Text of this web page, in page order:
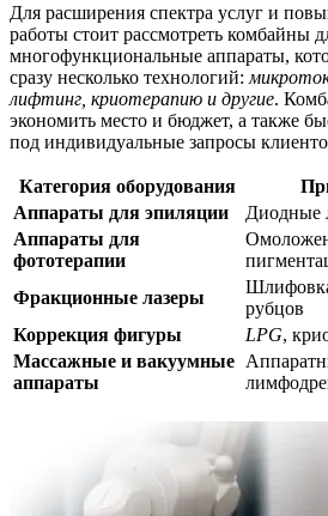
Для расширения спектра услуг и
работы стоит рассмотреть комбайны
многофункциональные аппараты,
сразу несколько технологий:
лифтинг, криотерапию и другие.
экономить место и бюджет, а также
под индивидуальные запросы
Категория оборудования
Аппараты для эпиляции
Диодные
Аппараты для
фототерапии
Фракционные лазеры
рубцов
Коррекция фигуры
LPG,
Массажные и вакуумные
аппараты